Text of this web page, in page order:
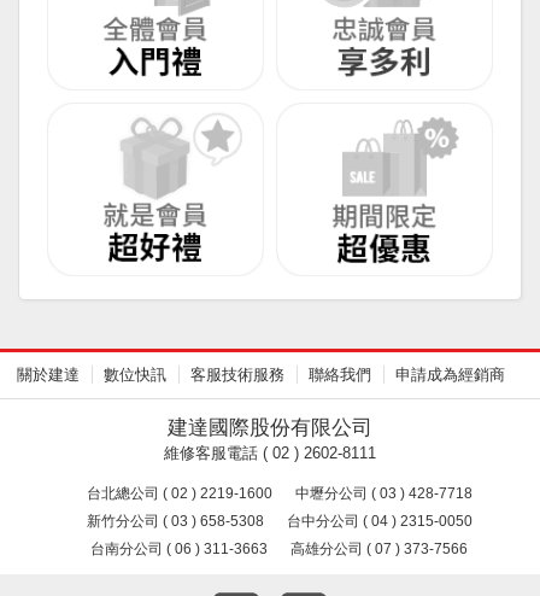
關於建達 數位快訊 客服技術服務 聯絡我們 申請成為經銷商
建達國際股份有限公司
維修客服電話 ( 02 ) 2602-8111
台北總公司 ( 02 ) 2219-1600
中壢分公司 ( 03 ) 428-7718
新竹分公司 ( 03 ) 658-5308
台中分公司 ( 04 ) 2315-0050
台南分公司 ( 06 ) 311-3663
高雄分公司 ( 07 ) 373-7566